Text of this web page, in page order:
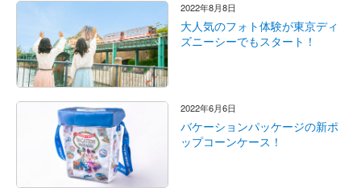
2022年8月8日
大人気のフォト体験が東京ディ
ズニーシーでもスタート！
2022年6月6日
バケーションパッケージの新ポ
ップコーンケース！